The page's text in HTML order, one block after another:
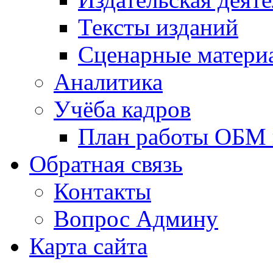
Тексты изданий
Сценарные
Аналитика
Учёба кадров
План работы ОБМ
Обратная связь
Контакты
Вопрос Админу
Карта сайта